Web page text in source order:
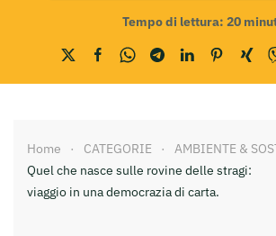
Tempo di lettura: 20
Home CATEGORIE
AMBIENTE &
Quel che nasce sulle rovine delle stragi:
viaggio in una democrazia di carta.